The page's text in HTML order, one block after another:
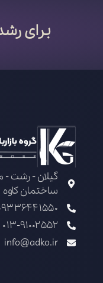
برای
ساختمان کاوه
013-91002552
info@adko.ir